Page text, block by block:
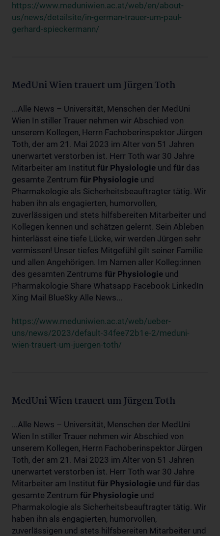
https://www.meduniwien.ac.at/web/en/about-
us/news/detailsite/in-german-trauer-um-paul-
gerhard-spieckermann/
MedUni Wien trauert um Jürgen Toth
...Alle News – Universität, Menschen der MedUni
Wien In stiller Trauer nehmen wir Abschied von
unserem Kollegen, Herrn Fachoberinspektor Jürgen
Toth, der am 21. Mai 2023 im Alter von 51 Jahren
unerwartet verstorben ist. Herr Toth war 30 Jahre
Mitarbeiter am Institut für Physiologie und für das
gesamte Zentrum für Physiologie und
Pharmakologie als Sicherheitsbeauftragter tätig. Wir
haben ihn als engagierten, humorvollen,
zuverlässigen und stets hilfsbereiten Mitarbeiter und
Kollegen kennen und schätzen gelernt. Sein Ableben
hinterlässt eine tiefe Lücke, wir werden Jürgen sehr
vermissen! Unser tiefes Mitgefühl gilt seiner Familie
und allen Angehörigen. Im Namen aller Kolleg:innen
des gesamten Zentrums für Physiologie und
Pharmakologie Share Whatsapp Facebook LinkedIn
Xing Mail BlueSky Alle News...
https://www.meduniwien.ac.at/web/ueber-
uns/news/2023/default-34fee72b1e-2/meduni-
wien-trauert-um-juergen-toth/
MedUni Wien trauert um Jürgen Toth
...Alle News – Universität, Menschen der MedUni
Wien In stiller Trauer nehmen wir Abschied von
unserem Kollegen, Herrn Fachoberinspektor Jürgen
Toth, der am 21. Mai 2023 im Alter von 51 Jahren
unerwartet verstorben ist. Herr Toth war 30 Jahre
Mitarbeiter am Institut für Physiologie und für das
gesamte Zentrum für Physiologie und
Pharmakologie als Sicherheitsbeauftragter tätig. Wir
haben ihn als engagierten, humorvollen,
zuverlässigen und stets hilfsbereiten Mitarbeiter und